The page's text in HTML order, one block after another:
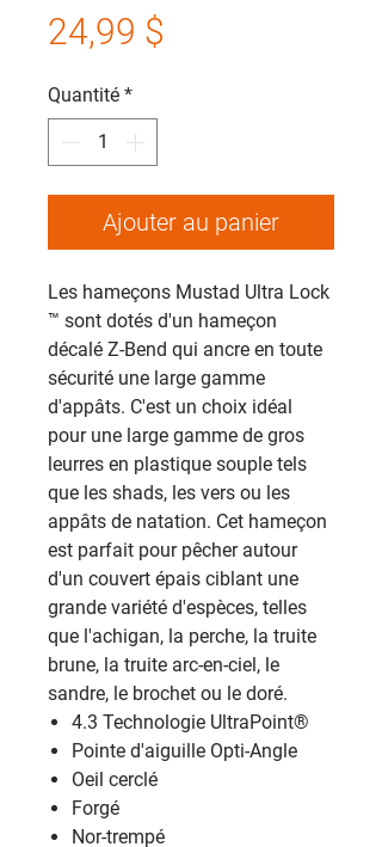
24,99 $
Quantité *
Ajouter au panier
Les hameçons Mustad Ultra Lock
™ sont dotés d'un hameçon
décalé Z-Bend qui ancre en toute
sécurité une large gamme
d'appâts. C'est un choix idéal
pour une large gamme de gros
leurres en plastique souple tels
que les shads, les vers ou les
appâts de natation. Cet hameçon
est parfait pour pêcher autour
d'un couvert épais ciblant une
grande variété d'espèces, telles
que l'achigan, la perche, la truite
brune, la truite arc-en-ciel, le
sandre, le brochet ou le doré.
4.3 Technologie UltraPoint®
Pointe d'aiguille Opti-Angle
Oeil cerclé
Forgé
Nor-trempé